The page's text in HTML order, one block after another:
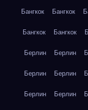
Бангкок Бангкок
Бангкок Бангкок
Берлин Берлин
Берлин Берлин
Берлин Берлин